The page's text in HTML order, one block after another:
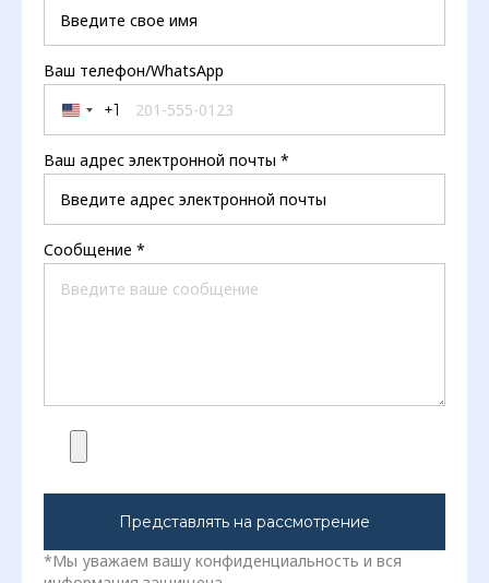
Ваш телефон/WhatsApp
United States +1
+1
Ваш адрес электронной почты *
Сообщение *
Представлять на рассмотрение
*Мы уважаем вашу конфиденциальность и вся